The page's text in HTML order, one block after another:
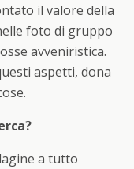
il valore della
foto di gruppo
avveniristica.
aspetti, dona
a tutto